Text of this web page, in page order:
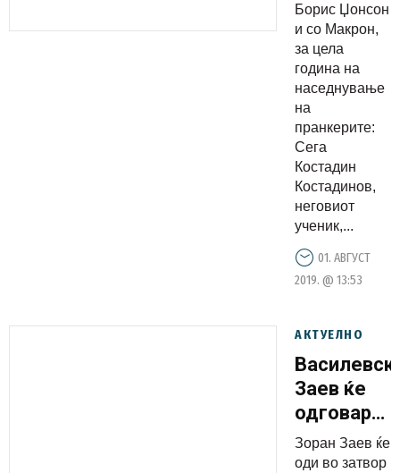
фатени во
октопод
сега се
перат
дека
немале
поим за
што
станува
збор!“
Борис Џонсон
и со Макрон,
за цела
година на
наседнување
на
пранкерите:
Сега
Костадин
Костадинов,
неговиот
ученик,...
01. АВГУСТ
2019. @ 13:53
АКТУЕЛНО
Заев ќе
одговара
за
Зоран Заев ќе
оди во затвор